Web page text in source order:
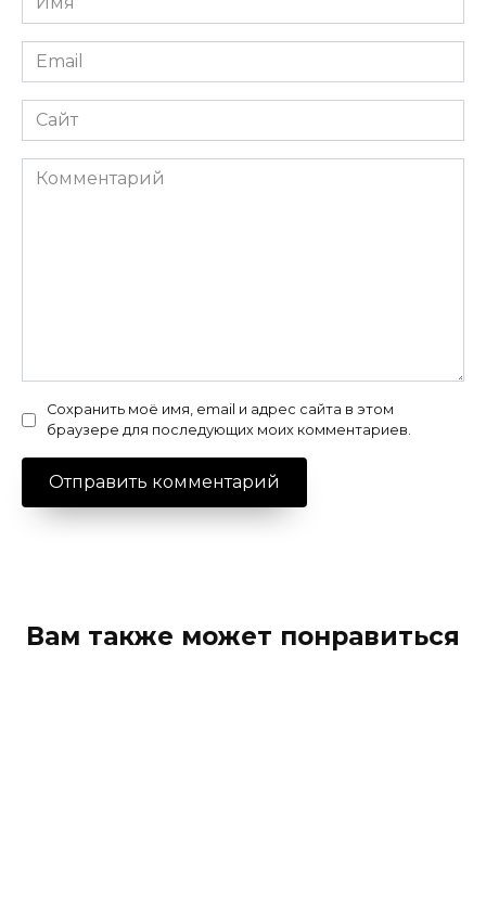
*
Email
*
Сайт
Комментарий
Сохранить моё имя, email и адрес сайта в этом
браузере для последующих моих комментариев.
Вам также может понравиться